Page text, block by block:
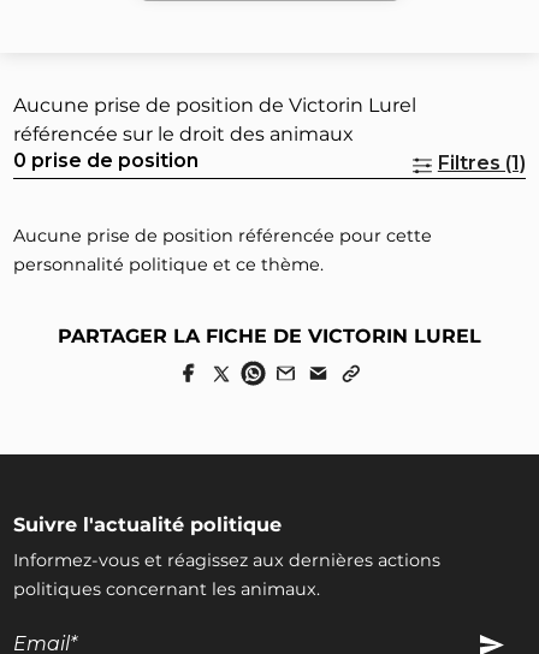
Aucune prise de position de Victorin Lurel
référencée sur le droit des animaux
0 prise de position
Filtres (1)
Aucune prise de position référencée pour cette
personnalité politique et ce thème.
PARTAGER LA FICHE DE VICTORIN LUREL
Suivre l'actualité politique
Informez-vous et réagissez aux dernières actions
politiques concernant les animaux.